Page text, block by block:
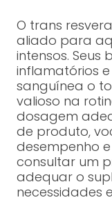
O trans
aliado para
intensos. Seus
inflamatórios
sanguínea o
valioso na
dosagem
de produto,
desempenho
consultar um
adequar o
necessidades